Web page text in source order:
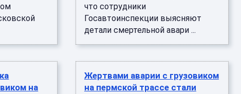
что сотрудники
Госавтоинспекции выясняют
детали смертельной авари ...
на
Жертвами аварии с грузовиком
на пермской трассе стали